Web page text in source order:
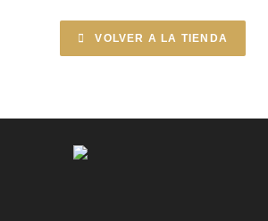
VOLVER A LA TIENDA